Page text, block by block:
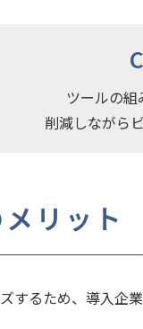
ツールの組
削減しながら
リット
するため、導入企